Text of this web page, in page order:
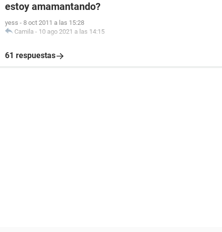
estoy amamantando?
yess - 8 oct 2011 a las 15:28
Camila - 10 ago 2021 a las 14:15
61 respuestas